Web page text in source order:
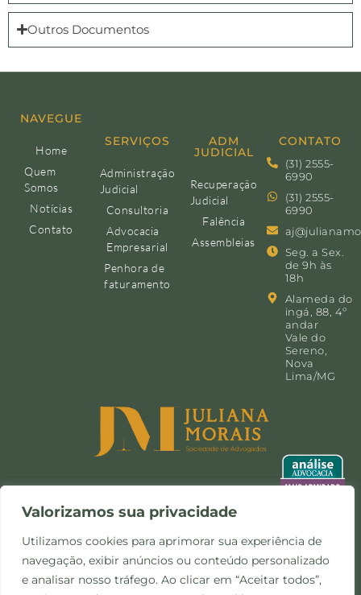
Valorizamos sua privacidade
Utilizamos cookies para aprimorar sua experiência de
navegação, exibir anúncios ou conteúdo personalizado
e analisar nosso tráfego. Ao clicar em “Aceitar todos”,
Outros Documentos
NAVEGUE
Home
Quem
Somos
Notícias
Contato
SERVIÇOS
Administração
Judicial
Consultoria
Advocacia
Empresarial
Penhora de
faturamento
ADM
JUDICIAL
Recuperação
Judicial
Falência
Assembleias
CONTATO
(31) 2555-
6990
(31) 2555-
6990
Seg. a Sex.
de 9h às
18h
Alameda do
ingá, 88, 4º
andar
Vale do
Sereno,
Nova
Lima/MG
Política de
Privacidade e Cookies
©Copyright 2024 -
Todos os direitos
reservados.
Site desenvolvido pela
Otimize Comunicação